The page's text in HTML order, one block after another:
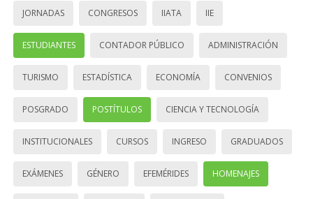
JORNADAS CONGRESOS IIATA IIE
ESTUDIANTES CONTADOR PÚBLICO ADMINISTRACIÓN
TURISMO ESTADÍSTICA ECONOMÍA CONVENIOS
POSGRADO POSTÍTULOS CIENCIA Y TECNOLOGÍA
INSTITUCIONALES CURSOS INGRESO GRADUADOS
EXÁMENES GÉNERO EFEMÉRIDES HOMENAJES